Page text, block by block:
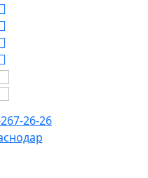
26-26